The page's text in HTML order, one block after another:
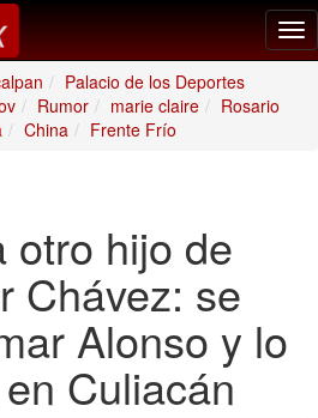
Palacio de los Deportes
Rumor marie claire
Rosario
China Frente Frío
otro hijo de
Chávez: se
Alonso y lo
Culiacán